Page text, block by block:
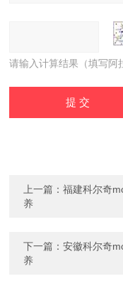
请输入计算结果（填写阿
上一篇：福建科尔奇
养
下一篇：安徽科尔奇
养